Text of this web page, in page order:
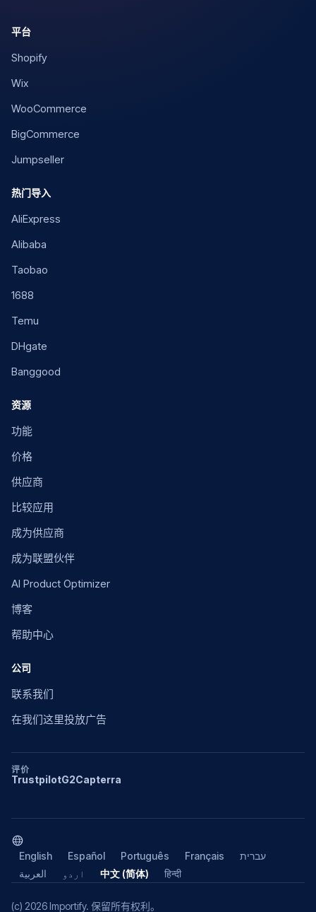
平台
Shopify
Wix
WooCommerce
BigCommerce
Jumpseller
热门导入
AliExpress
Alibaba
Taobao
1688
Temu
DHgate
Banggood
资源
功能
价格
供应商
比较应用
成为供应商
成为联盟伙伴
AI Product Optimizer
博客
帮助中心
公司
联系我们
在我们这里投放广告
评价
TrustpilotG2Capterra
English Español Português Français
עברית
العربية
اردو 中文 (简体) हिन्दी
(c) 2026 Importify. 保留所有权利。